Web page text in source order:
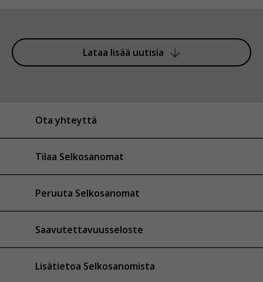
Lataa lisää uutisia
Ota yhteyttä
Tilaa Selkosanomat
Peruuta Selkosanomat
Saavutettavuusseloste
Lisätietoa Selkosanomista